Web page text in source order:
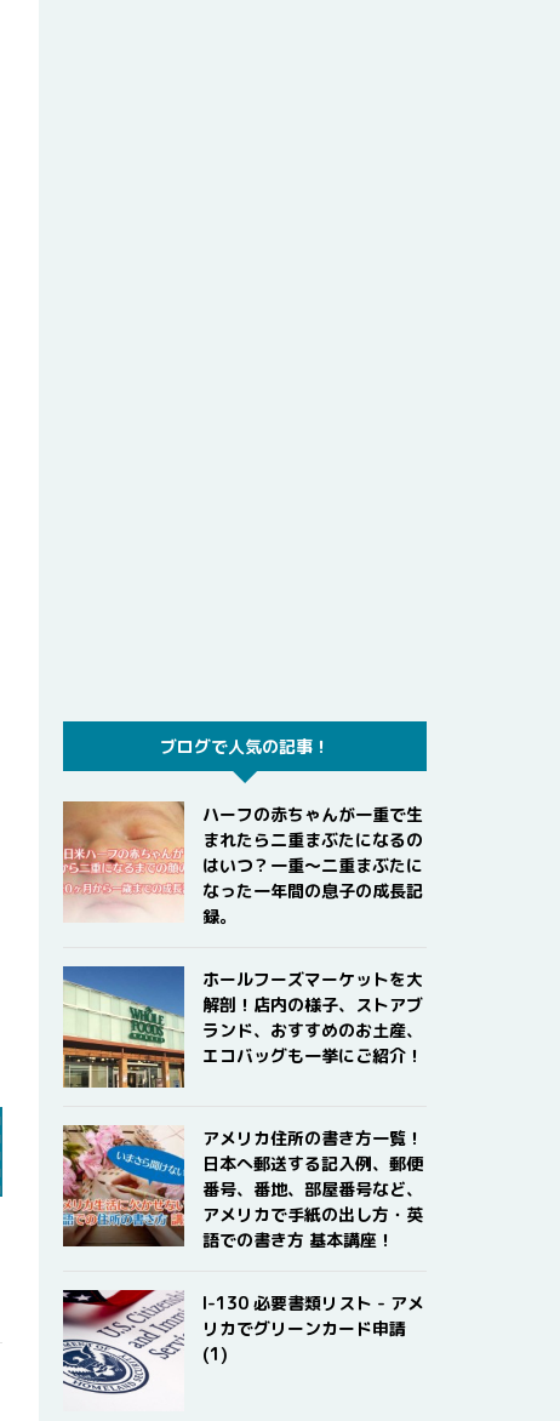
ブログで人気の記事！
ハーフの赤ちゃんが一重で生
まれたら二重まぶたになるの
はいつ？一重〜二重まぶたに
なった一年間の息子の成長記
録。
ホールフーズマーケットを大
解剖！店内の様子、ストアブ
ランド、おすすめのお土産、
エコバッグも一挙にご紹介！
アメリカ住所の書き方一覧！
日本へ郵送する記入例、郵便
番号、番地、部屋番号など、
アメリカで手紙の出し方・英
語での書き方 基本講座！
I-130 必要書類リスト - アメ
リカでグリーンカード申請
(1)